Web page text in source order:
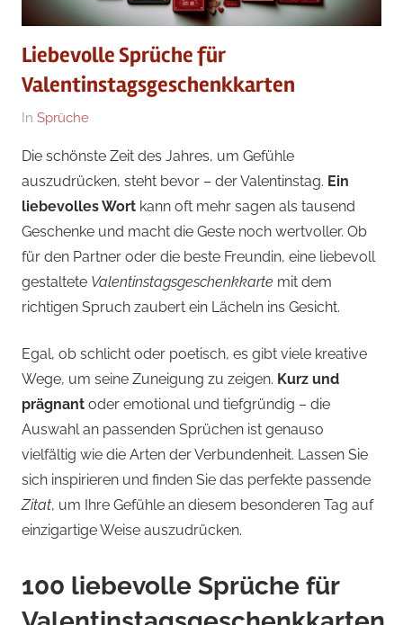
Liebevolle Sprüche für
Valentinstagsgeschenkkarten
Am
Von
Redakteur
In Sprüche
Die schönste Zeit des Jahres, um Gefühle
auszudrücken, steht bevor – der Valentinstag. Ein
liebevolles Wort kann oft mehr sagen als tausend
Geschenke und macht die Geste noch wertvoller. Ob
für den Partner oder die beste Freundin, eine liebevoll
gestaltete Valentinstagsgeschenkkarte mit dem
richtigen Spruch zaubert ein Lächeln ins Gesicht.
Egal, ob schlicht oder poetisch, es gibt viele kreative
Wege, um seine Zuneigung zu zeigen. Kurz und
prägnant oder emotional und tiefgründig – die
Auswahl an passenden Sprüchen ist genauso
vielfältig wie die Arten der Verbundenheit. Lassen Sie
sich inspirieren und finden Sie das perfekte passende
Zitat, um Ihre Gefühle an diesem besonderen Tag auf
einzigartige Weise auszudrücken.
100 liebevolle Sprüche für